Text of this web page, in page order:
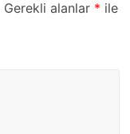
Gerekli alanlar * ile